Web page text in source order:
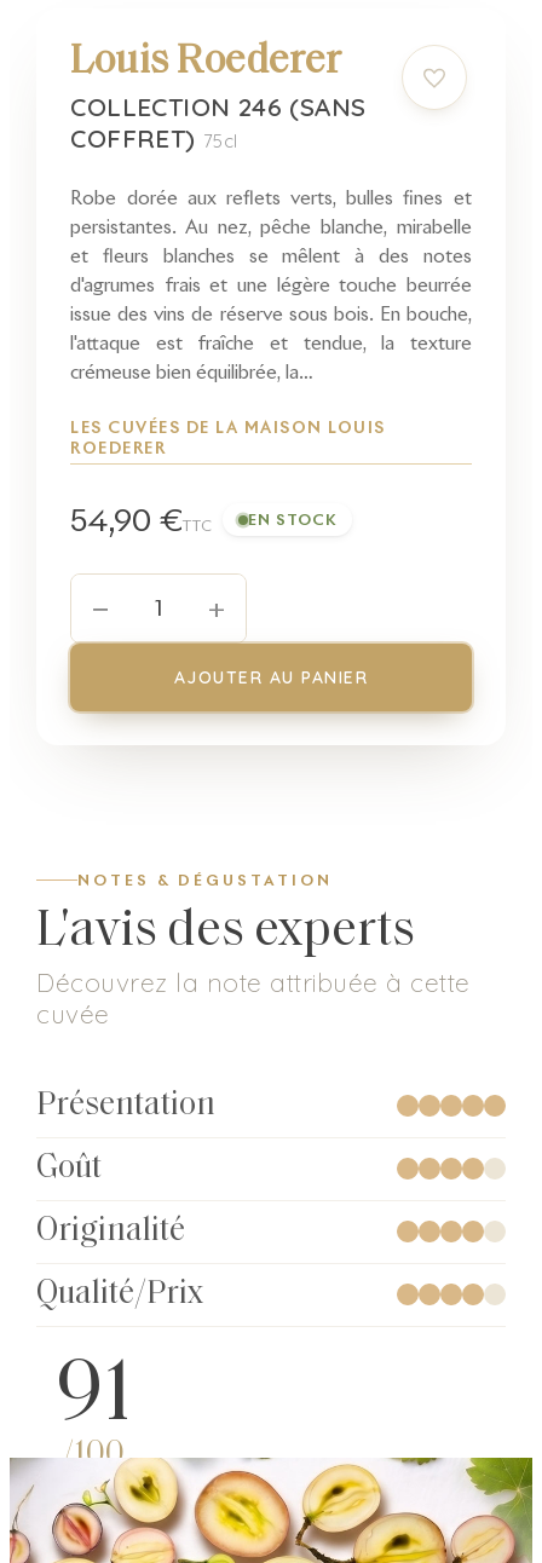
Louis Roederer
COLLECTION 246 (SANS
COFFRET) 75cl
Robe dorée aux reflets verts, bulles fines et
persistantes. Au nez, pêche blanche, mirabelle
et fleurs blanches se mêlent à des notes
d'agrumes frais et une légère touche beurrée
issue des vins de réserve sous bois. En bouche,
l'attaque est fraîche et tendue, la texture
crémeuse bien équilibrée, la…
LES CUVÉES DE LA MAISON LOUIS
ROEDERER
54,90 €TTC EN STOCK
− 1 +
AJOUTER AU PANIER
NOTES & DÉGUSTATION
L'avis des experts
Découvrez la note attribuée à cette
cuvée
Présentation
Goût
Originalité
Qualité/Prix
91
/100